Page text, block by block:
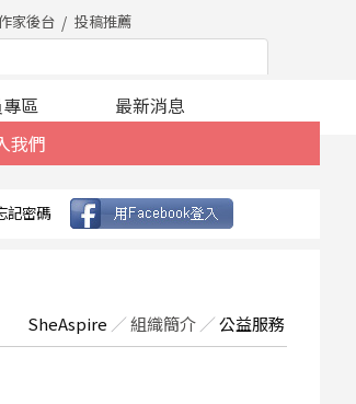
家後台 投稿推薦
我們
區 最新消息
記密碼
SheAspire ／組織簡介 ／公益服務